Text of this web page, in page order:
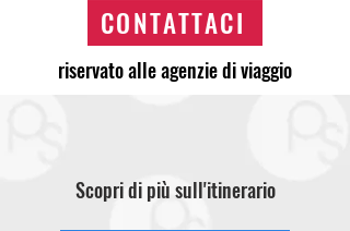
CONTATTACI
riservato alle agenzie di viaggio
Scopri di più sull'itinerario